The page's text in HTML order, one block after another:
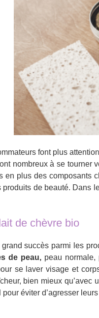
font plus
nombreux à se
en plus des composants
de beauté. Dans
de chèvre bio
succès parmi les
de peau,peau normale,
se laver visage et
bien mieux
éviter d’agresser